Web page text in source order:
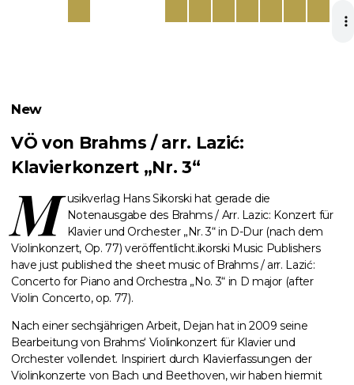
New
VÖ von Brahms / arr. Lazić:
Klavierkonzert „Nr. 3“
M usikverlag Hans Sikorski hat gerade die
Notenausgabe des Brahms / Arr. Lazic: Konzert für
Klavier und Orchester „Nr. 3“ in D-Dur (nach dem
Violinkonzert, Op. 77) veröffentlicht.ikorski Music Publishers
have just published the sheet music of Brahms / arr. Lazić:
Concerto for Piano and Orchestra „No. 3“ in D major (after
Violin Concerto, op. 77).
Nach einer sechsjährigen Arbeit, Dejan hat in 2009 seine
Bearbeitung von Brahms‘ Violinkonzert für Klavier und
Orchester vollendet. Inspiriert durch Klavierfassungen der
Violinkonzerte von Bach und Beethoven, wir haben hiermit